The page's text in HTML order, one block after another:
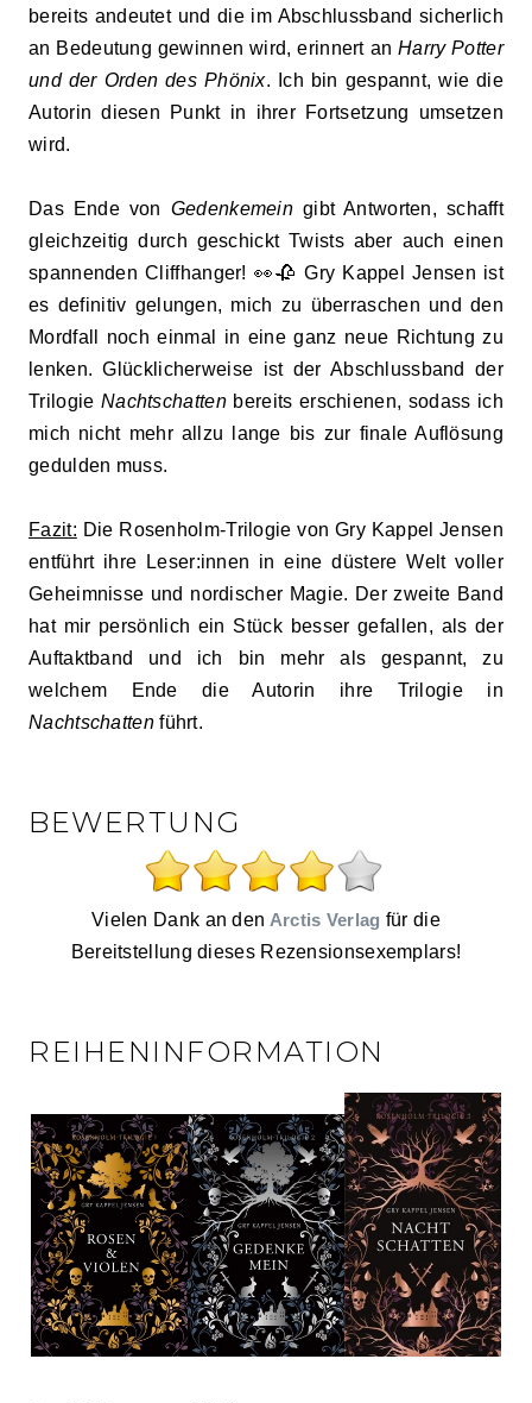
bereits andeutet und die im Abschlussband sicherlich
an Bedeutung gewinnen wird, erinnert an Harry Potter
und der Orden des Phönix. Ich bin gespannt, wie die
Autorin diesen Punkt in ihrer Fortsetzung umsetzen
wird.
Das Ende von Gedenkemein gibt Antworten, schafft
gleichzeitig durch geschickt Twists aber auch einen
spannenden Cliffhanger! 👀🥀 Gry Kappel Jensen ist
es definitiv gelungen, mich zu überraschen und den
Mordfall noch einmal in eine ganz neue Richtung zu
lenken. Glücklicherweise ist der Abschlussband der
Trilogie Nachtschattenbereits erschienen, sodass ich
mich nicht mehr allzu lange bis zur finale Auflösung
gedulden muss.
Fazit: Die Rosenholm-Trilogie von Gry Kappel Jensen
entführt ihre Leser:innen in eine düstere Welt voller
Geheimnisse und nordischer Magie. Der zweite Band
hat mir persönlich ein Stück besser gefallen, als der
Auftaktband und ich bin mehr als gespannt, zu
welchem Ende die Autorin ihre Trilogie in
Nachtschattenführt.
BEWERTUNG
Vielen Dank an den Arctis Verlag für die
Bereitstellung dieses Rezensionsexemplars!
REIHENINFORMATION